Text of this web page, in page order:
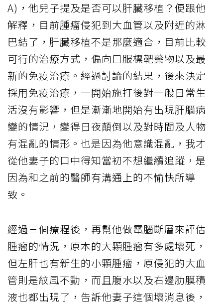
A)，他兒子提及是否可以肝臟移植？便跟他
解釋，目前腫瘤侵犯到大血管以及附近的淋
巴結了，肝臟移植不是那麼適合，目前比較
可行的治療方式，偏向口服標靶藥物以及最
新的免疫治療。經過討論的結果，後來決定
採用免疫治療，一開始施打後對一般日常生
活沒有影響，但是漸漸地開始有出現肝腦病
變的情況，變得日夜顛倒以及對時間及人物
有混亂的情形。也是因為他意識混亂，我才
從他妻子的口中得知當初不想繼續追蹤，是
因為和之前的醫師有溝通上的不愉快所導
致。
經過三個療程後，再幫他做電腦斷層來評估
腫瘤的情況，原本的大顆腫瘤有多處壞死，
但左肝也有新生的小顆腫瘤，原侵犯的大血
管則是紋風不動，而且腹水以及右邊肋膜積
液也都出現了，告訴他妻子這個壞消息後，